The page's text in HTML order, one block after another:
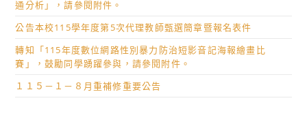
場
的
影
響」
通分析」，請參閱附件。
公告本校115學年度第5次代理教師甄選簡章暨報名表件
轉知「115年度數位網路性別暴力防治短影音記海報繪畫比
賽」，鼓勵同學踴躍參與，請參閱附件。
１１５－１－８月重補修重要公告